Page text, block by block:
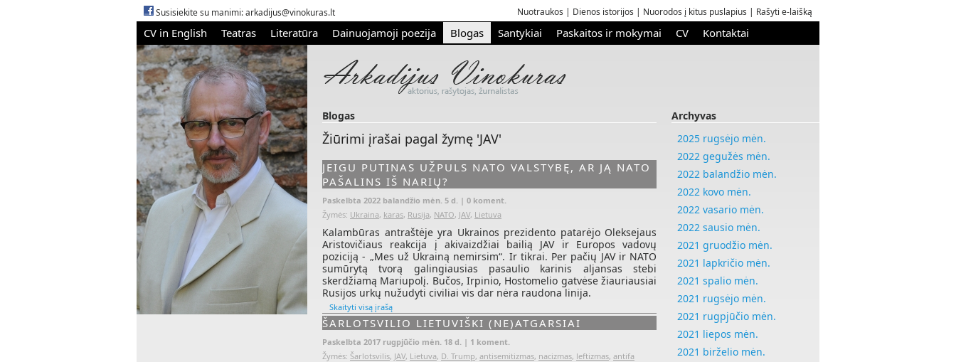
Susisiekite su manimi:arkadijus@vinokuras.lt Nuotraukos | Dienos istorijos | Nuorodos į kitus puslapius | Rašyti e-laišką
CV in English Teatras Literatūra Dainuojamoji poezija Blogas Santykiai Paskaitos ir mokymai CV Kontaktai
Blogas
Žiūrimi įrašai pagal žymę 'JAV'
JEIGU PUTINAS UŽPULS NATO VALSTYBĘ, AR JĄ NATO
PAŠALINS IŠ NARIŲ?
Paskelbta 2022 balandžio mėn. 5 d. | 0 koment.
Žymės: Ukraina, karas, Rusija, NATO, JAV, Lietuva
Kalambūras antraštėje yra Ukrainos prezidento patarėjo Oleksejaus
Aristovičiaus reakcija į akivaizdžiai bailią JAV ir Europos vadovų
poziciją - „Mes už Ukrainą nemirsim“. Ir tikrai. Per pačių JAV ir NATO
sumūrytą tvorą galingiausias pasaulio karinis aljansas stebi
skerdžiamą Mariupolį. Bučos, Irpinio, Hostomelio gatvėse žiauriausiai
Rusijos urkų nužudyti civiliai vis dar nėra raudona linija.
Skaityti visą įrašą
ŠARLOTSVILIO LIETUVIŠKI (NE)ATGARSIAI
Paskelbta 2017 rugpjūčio mėn. 18 d. | 1 koment.
Žymės: Šarlotsvilis, JAV, Lietuva, D. Trump, antisemitizmas, nacizmas, leftizmas, antifa
Archyvas
2025 rugsėjo mėn.
2022 gegužės mėn.
2022 balandžio mėn.
2022 kovo mėn.
2022 vasario mėn.
2022 sausio mėn.
2021 gruodžio mėn.
2021 lapkričio mėn.
2021 spalio mėn.
2021 rugsėjo mėn.
2021 rugpjūčio mėn.
2021 liepos mėn.
2021 birželio mėn.